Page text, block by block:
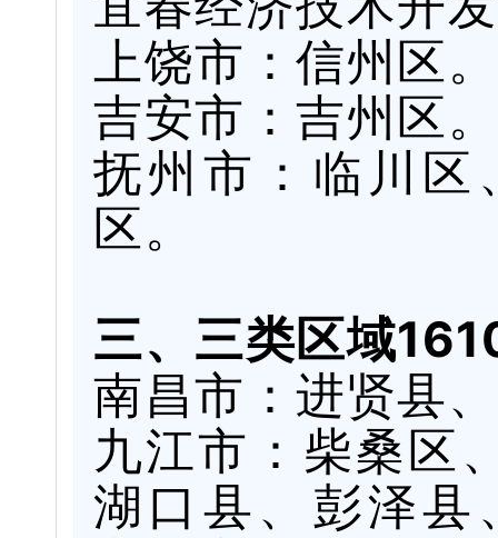
上饶市：信州区。
吉安市：吉州区。
抚州市：临川区
区。
三、三类区域
南昌市：进贤县
九江市：柴桑区
湖口县、彭泽县